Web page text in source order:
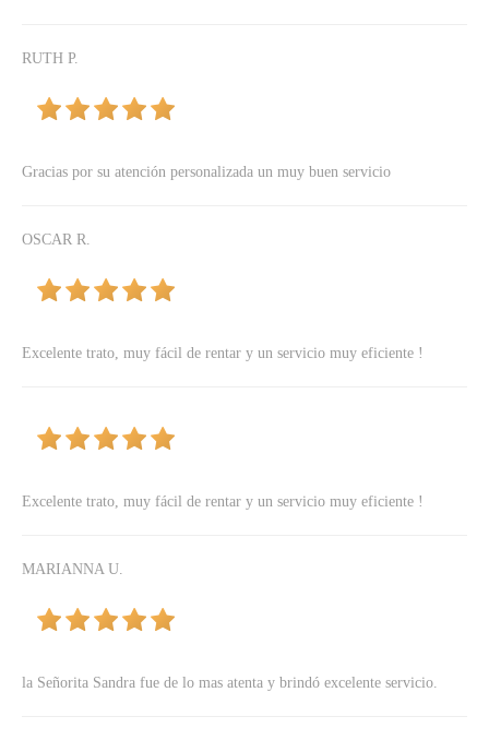
RUTH P.
Gracias por su atención personalizada un muy buen servicio
OSCAR R.
Excelente trato, muy fácil de rentar y un servicio muy eficiente !
Excelente trato, muy fácil de rentar y un servicio muy eficiente !
MARIANNA U.
la Señorita Sandra fue de lo mas atenta y brindó excelente servicio.